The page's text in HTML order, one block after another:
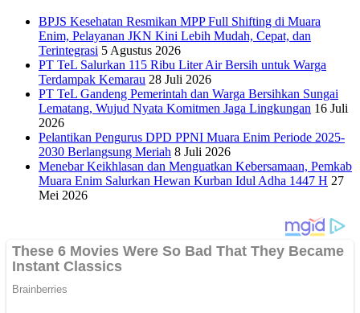
BPJS Kesehatan Resmikan MPP Full Shifting di Muara
Enim, Pelayanan JKN Kini Lebih Mudah, Cepat, dan
Terintegrasi 5 Agustus 2026
PT TeL Salurkan 115 Ribu Liter Air Bersih untuk Warga
Terdampak Kemarau 28 Juli 2026
PT TeL Gandeng Pemerintah dan Warga Bersihkan Sungai
Lematang, Wujud Nyata Komitmen Jaga Lingkungan 16 Juli
2026
Pelantikan Pengurus DPD PPNI Muara Enim Periode 2025-
2030 Berlangsung Meriah 8 Juli 2026
Menebar Keikhlasan dan Menguatkan Kebersamaan, Pemkab
Muara Enim Salurkan Hewan Kurban Idul Adha 1447 H 27
Mei 2026